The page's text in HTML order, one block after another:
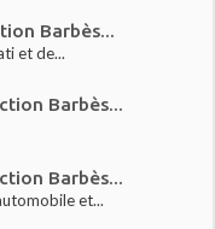
Barbès...
et de...
Barbès...
Barbès...
et...